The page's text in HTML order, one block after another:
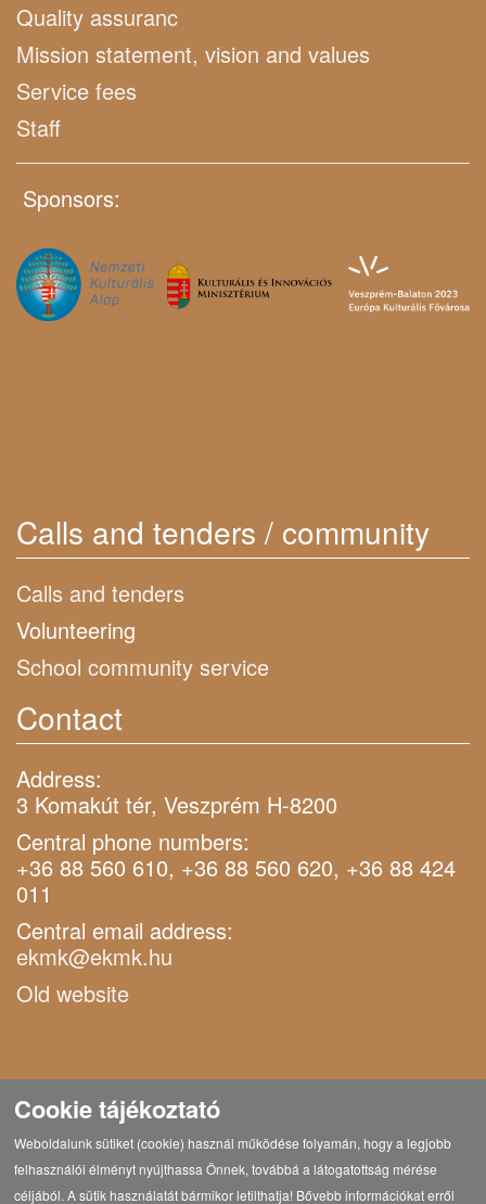
Quality assuranc
Mission statement, vision and values
Service fees
Staff
Sponsors:
Calls and tenders / community
Calls and tenders
Volunteering
School community service
Contact
Address:
3 Komakút tér, Veszprém H-8200
Central phone numbers:
+36 88 560 610, +36 88 560 620, +36 88 424
011
Central email address:
ekmk@ekmk.hu
Old website
Cookie tájékoztató
Weboldalunk sütiket (cookie) használ működése folyamán, hogy a legjobb
felhasználói élményt nyújthassa Önnek, továbbá a látogatottság mérése
céljából. A sütik használatát bármikor letilthatja! Bővebb információkat erről